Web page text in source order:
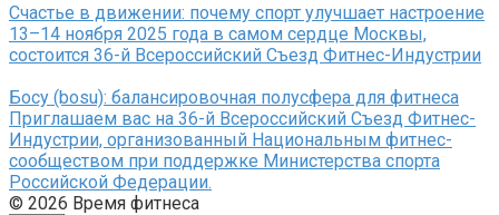
Счастье в движении: почему спорт улучшает настроение
13–14 ноября 2025 года в самом сердце Москвы,
состоится 36-й Всероссийский Съезд Фитнес-Индустрии
Босу (bosu): балансировочная полусфера для фитнеса
Приглашаем вас на 36-й Всероссийский Съезд Фитнес-
Индустрии, организованный Национальным фитнес-
сообществом при поддержке Министерства спорта
Российской Федерации.
© 2026 Время фитнеса